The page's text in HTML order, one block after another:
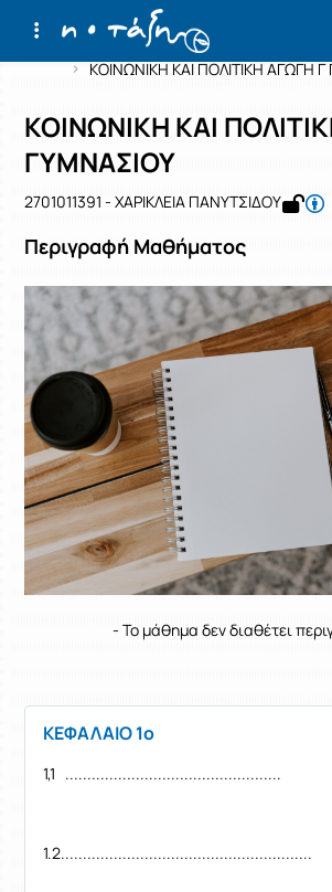
Αρχική Σελίδα
ΚΟΙΝΩΝΙΚΗ ΚΑΙ ΠΟΛΙΤΙΚΗ ΑΓΩΓΗ
Μάθημα : ΚΟΙΝΩΝΙΚΗ
Κωδικός : 2701011391
ΚΟΙΝΩΝΙΚΗ ΚΑΙ
ΓΥΜΝΑΣΙΟΥ
2701011391 - ΧΑΡΙΚΛΕΙΑ ΠΑΝΥΤΣΙΔΟΥ
Περιγραφή Μαθήματος
- Το μάθημα δεν διαθέτει
ΚΕΦΑΛΑΙΟ 1ο
1,1 .................................................
1.2.........................................................